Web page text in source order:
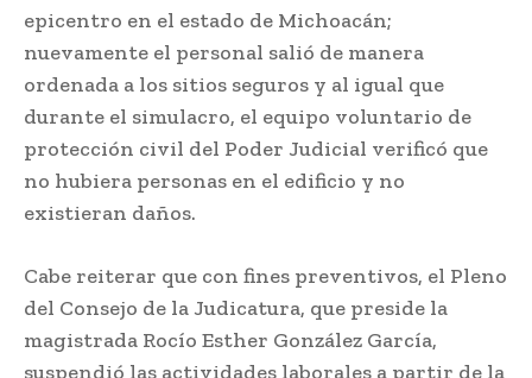
epicentro en el estado de Michoacán;
nuevamente el personal salió de manera
ordenada a los sitios seguros y al igual que
durante el simulacro, el equipo voluntario de
protección civil del Poder Judicial verificó que
no hubiera personas en el edificio y no
existieran daños.
Cabe reiterar que con fines preventivos, el Pleno
del Consejo de la Judicatura, que preside la
magistrada Rocío Esther González García,
suspendió las actividades laborales a partir de la